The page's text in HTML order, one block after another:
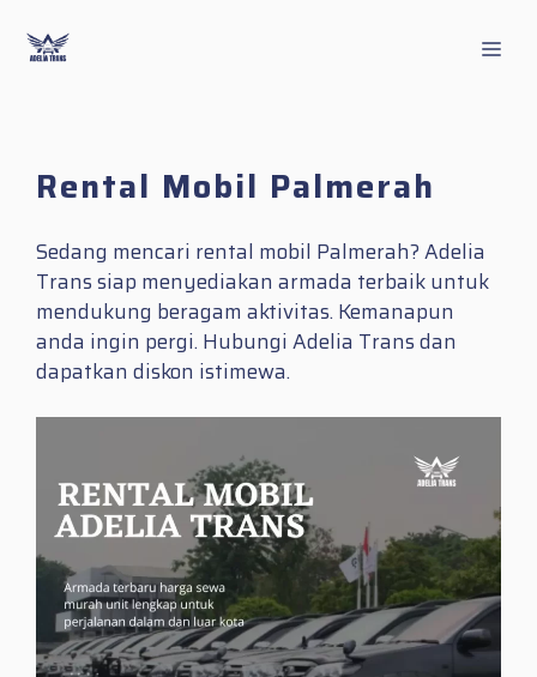
content
Rental Mobil Palmerah
Sedang mencari rental mobil Palmerah? Adelia
Trans siap menyediakan armada terbaik untuk
mendukung beragam aktivitas. Kemanapun
anda ingin pergi. Hubungi Adelia Trans dan
dapatkan diskon istimewa.